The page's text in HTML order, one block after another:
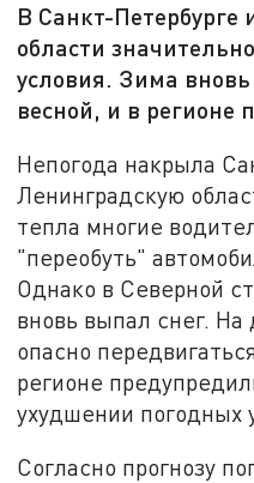
В Санкт-Петербурге
области
условия. Зима
весной, и в регионе
Непогода накрыла
Ленинградскую
тепла многие
"переобуть"
Однако в Северной
вновь выпал снег. На
опасно
регионе
ухудшении погодных
Согласно прогнозу